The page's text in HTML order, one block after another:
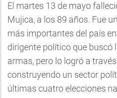
El martes 13 de mayo
Mujica, a los 89 años. Fue
más importantes del país
dirigente político que buscó
armas, pero lo logró a
construyendo un sector
últimas cuatro elecciones